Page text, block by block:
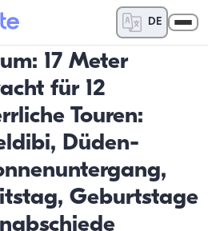
DE
17 Meter
für 12
Touren:
Düden-
Geburtstage